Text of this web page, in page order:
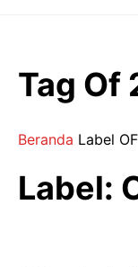
Tag Of
Beranda Label
Label: